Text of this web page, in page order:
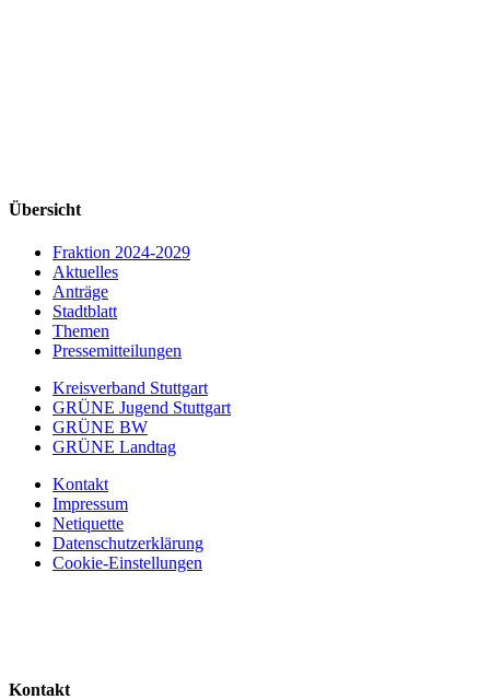
Übersicht
Fraktion 2024-2029
Aktuelles
Anträge
Stadtblatt
Themen
Pressemitteilungen
Kreisverband Stuttgart
GRÜNE Jugend Stuttgart
GRÜNE BW
GRÜNE Landtag
Kontakt
Impressum
Netiquette
Datenschutzerklärung
Cookie-Einstellungen
Kontakt